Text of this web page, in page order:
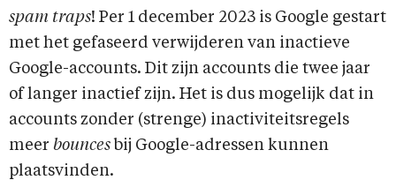
spam traps! Per 1 december 2023 is Google gestart
met het gefaseerd verwijderen van inactieve
Google-accounts. Dit zijn accounts die twee jaar
of langer inactief zijn. Het is dus mogelijk dat in
accounts zonder (strenge) inactiviteitsregels
meer bounces bij Google-adressen kunnen
plaatsvinden.